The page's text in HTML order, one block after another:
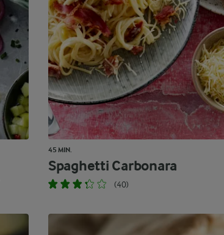
45 MIN.
Spaghetti Carbonara
(40)